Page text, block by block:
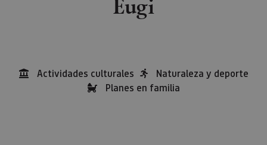
Actividades culturales
Naturaleza y deporte
Planes en familia